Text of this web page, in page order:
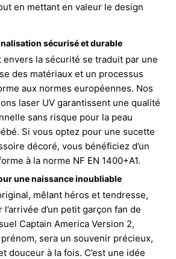
en mettant en valeur le design
sécurisé et durable
envers la sécurité se traduit par une
des matériaux et un processus
aux normes européennes. Nos
laser UV garantissent une qualité
sans risque pour la peau
Si vous optez pour une sucette
décoré, vous bénéficiez d’un
à la norme NF EN 1400+A1.
une naissance inoubliable
mêlant héros et tendresse,
d’un petit garçon fan de
Captain America Version 2,
sera un souvenir précieux,
douceur à la fois. C’est une idée